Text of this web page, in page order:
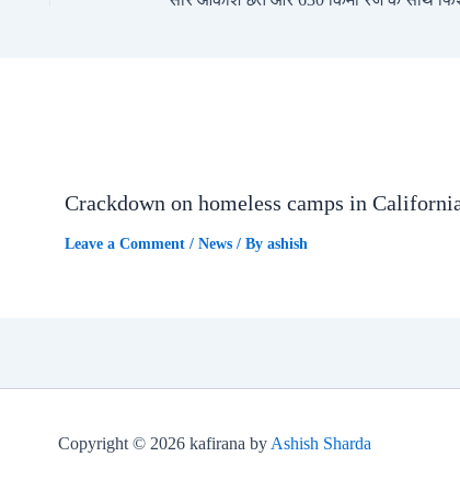
Crackdown on homeless camps in
Leave a Comment / News/ By ashish
Copyright © 2026 kafirana by Ashish Sharda